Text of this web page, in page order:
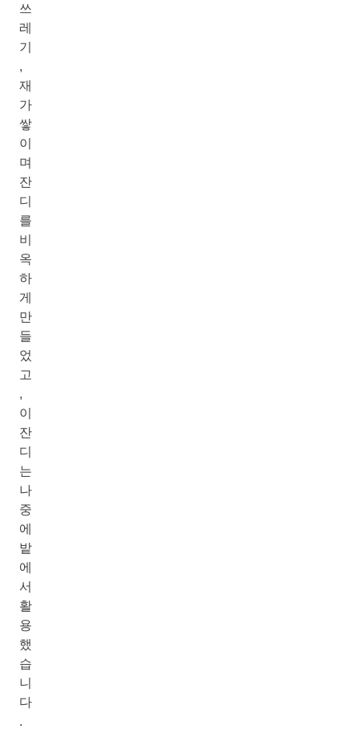
쓰
레
기
,
재
가
쌓
이
며
잔
디
를
비
옥
하
게
만
들
었
고
,
이
잔
디
는
나
중
에
밭
에
서
활
용
했
습
니
다
.